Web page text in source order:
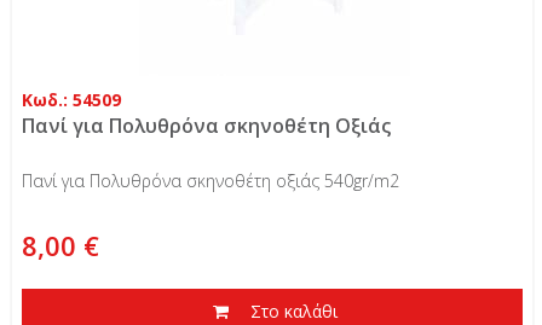
Κωδ.: 54509
Πανί για Πολυθρόνα σκηνοθέτη Οξιάς
Πανί για Πολυθρόνα σκηνοθέτη οξιάς 540gr/m2
8,00 €
Στο καλάθι